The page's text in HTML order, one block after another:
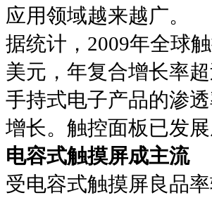
应用领域越来越广。
据统计，2009年全球
美元，年复合增长率
手持式电子产品的渗
增长。触控面板已发
电容式触摸屏成主流
受电容式触摸屏良品